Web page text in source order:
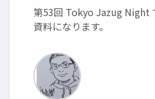
第53回 Tokyo Jazug Night
資料になります。